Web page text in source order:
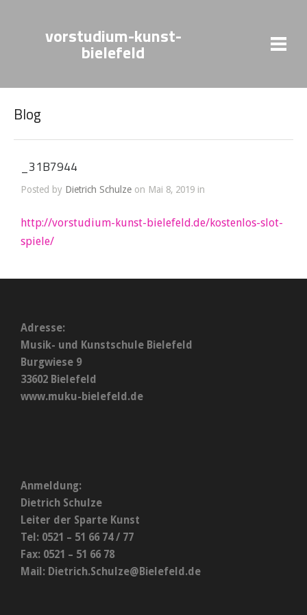
vorstudium-kunst-
bielefeld
Blog
_31B7944
Posted by Dietrich Schulze on Mai 8, 2019 in
http://vorstudium-kunst-bielefeld.de/kostenlos-slot-
spiele/
Adresse:
Musik- und Kunstschule Bielefeld
Burgwiese 9
33602 Bielefeld
www.muku-bielefeld.de
Anmeldung:
Dietrich Schulze
Leiter der Sparte Kunst
Tel: 0521 – 51 66 74 / 77
Fax: 0521 – 51 66 78
Mail: Dietrich.Schulze@Bielefeld.de